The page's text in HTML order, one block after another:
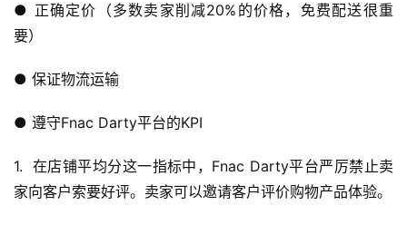
● 正确定价（多数卖家削减20%的价格，免费配送很重
要）
● 保证物流运输
● 遵守Fnac Darty平台的KPI
1. 在店铺平均分这一指标中，Fnac Darty平台严厉禁止卖
家向客户索要好评。卖家可以邀请客户评价购物产品体验。